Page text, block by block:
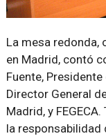
La mesa redonda,
en Madrid, contó
Fuente,
Director General
Madrid, y
la responsabilidad